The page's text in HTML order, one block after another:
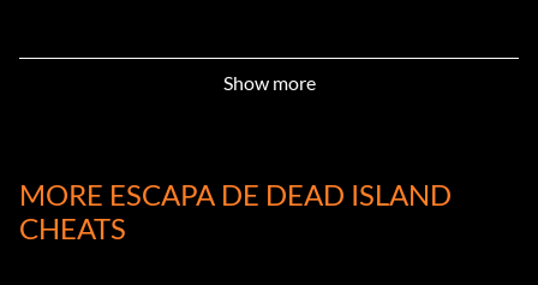
Show more
MORE ESCAPA DE DEAD ISLAND
CHEATS